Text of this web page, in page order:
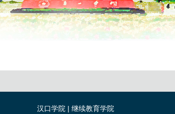
汉口学院 | 继续教育学院